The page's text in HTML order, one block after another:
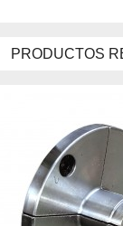
PRODUCTOS